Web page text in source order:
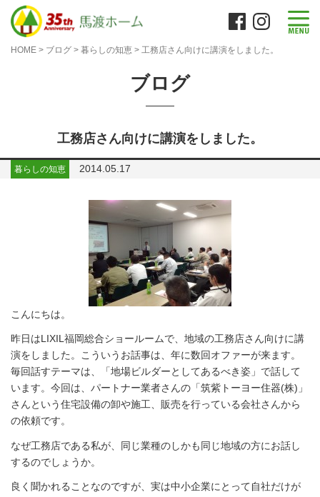
HOME > ブログ > 暮らしの知恵 > 工務店さん向けに講演をしました。
ブログ
工務店さん向けに講演をしました。
暮らしの知恵 2014.05.17
こんにちは。
昨日はLIXIL福岡総合ショールームで、地域の工務店さん向けに講
演をしました。こういうお話事は、年に数回オファーが来ます。
毎回話すテーマは、「地場ビルダーとしてあるべき姿」で話して
います。今回は、パートナー業者さんの「筑紫トーヨー住器(株)」
さんという住宅設備の卸や施工、販売を行っている会社さんから
の依頼です。
なぜ工務店である私が、同じ業種のしかも同じ地域の方にお話し
するのでしょうか。
良く聞かれることなのですが、実は中小企業にとって自社だけが